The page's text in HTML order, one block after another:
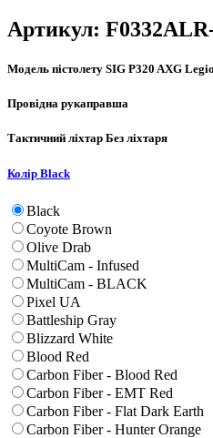
Артикул:
Модель пістолету SIG P320 AXG
Провідна рукаправша
Тактичний ліхтар Без ліхтаря
Колір Black
Black
Coyote Brown
Olive Drab
MultiCam - Infused
MultiCam - BLACK
Pixel UA
Battleship Gray
Blizzard White
Blood Red
Carbon Fiber - Blood Red
Carbon Fiber - EMT Red
Carbon Fiber - Flat Dark Earth
Carbon Fiber - Hunter Orange